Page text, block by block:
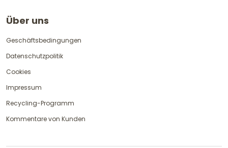
Über uns
Geschäftsbedingungen
Datenschutzpolitik
Cookies
Impressum
Recycling-Programm
Kommentare von Kunden